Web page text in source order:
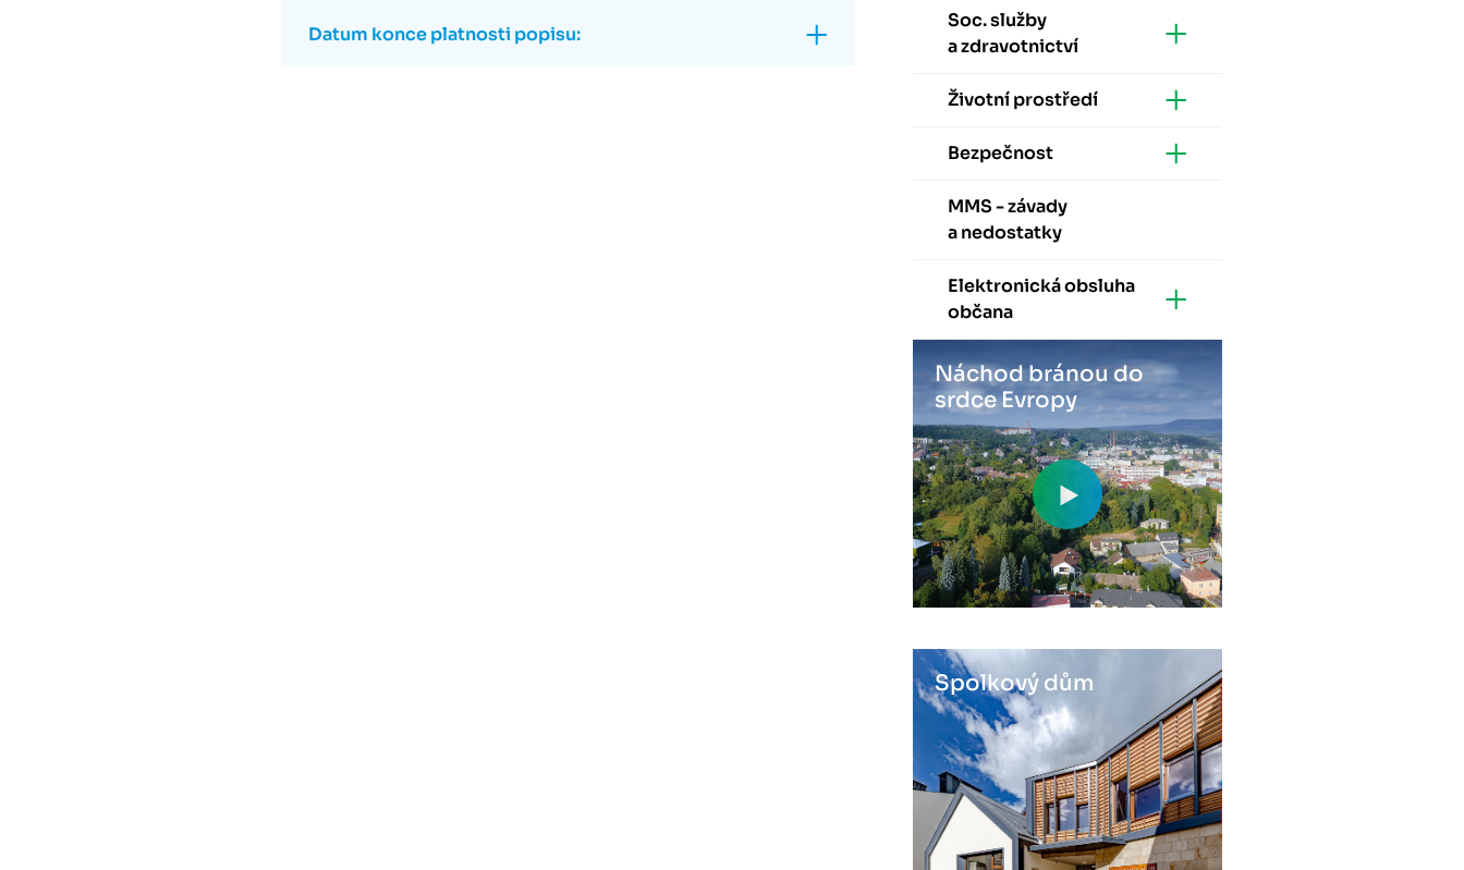
Datum konce platnosti popisu:
Soc. služby
a zdravotnictví
Životní prostředí
Bezpečnost
MMS - závady
a nedostatky
Elektronická obsluha
občana
Náchod bránou do
srdce Evropy
Spolkový dům